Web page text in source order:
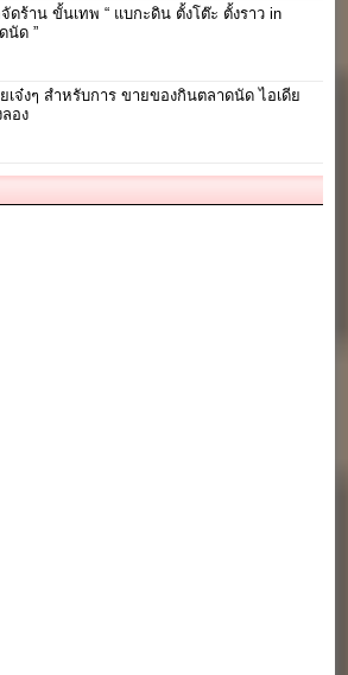
ดร้าน ขั้นเทพ “ แบกะดิน ตั้งโต๊ะ ตั้งราว in
นัด ”
เจ๋งๆ สำหรับการ ขายของกินตลาดนัด ไอเดีย
อง